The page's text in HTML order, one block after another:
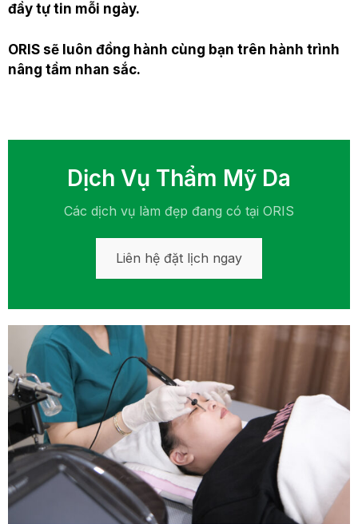
đầy tự tin mỗi ngày.
ORIS sẽ luôn đồng hành cùng bạn trên hành trình
nâng tầm nhan sắc.
Dịch Vụ Thẩm Mỹ Da
Các dịch vụ làm đẹp đang có tại ORIS
Liên hệ đặt lịch ngay